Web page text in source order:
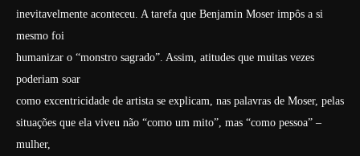
inevitavelmente aconteceu. A tarefa que Benjamin Moser impôs a si
mesmo foi
humanizar o “monstro sagrado”. Assim, atitudes que muitas vezes
poderiam soar
como excentricidade de artista se explicam, nas palavras de Moser, pelas
situações que ela viveu não “como um mito”, mas “como pessoa” –
mulher,